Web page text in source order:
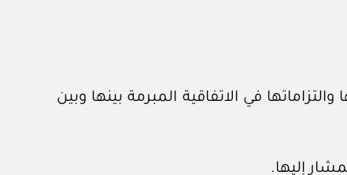
عن حصة شائعة قدرها ٢٠٪ من نصيبها وحقوقها والتزاماتها في الاتفاقية المبرمة بينها وبين